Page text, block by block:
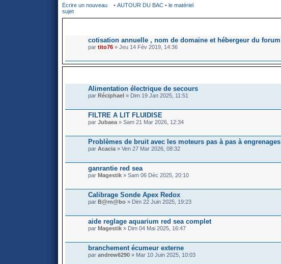
Écrire un nouveau
sujet
• AUTOUR DU BAC • le matériel
cotisation annuelle , nom de domaine et hébergeur du forum
par tito76 » Jeu 14 Fév 2019, 14:36
Alimentation électrique de secours
par Réciphael » Dim 19 Jan 2025, 11:51
FILTRE A LIT FLUIDISE
par Jubaea » Sam 21 Mar 2026, 12:34
Problèmes de bruit avec les moteurs pas à pas à engrenages
par Acacia » Ven 27 Mar 2026, 08:32
ganrantie red sea
par Magestik » Sam 06 Déc 2025, 20:10
Calibrage Sonde Apex Redox
par B@rn@bo » Dim 22 Juin 2025, 19:23
aide reglage aquarium red sea complet
par Magestik » Dim 04 Mai 2025, 16:47
branchement écumeur externe
par andrew6290 » Mar 10 Juin 2025, 10:03